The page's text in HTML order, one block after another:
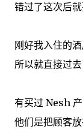
错过了这次后就
刚好我入住的
所以就直接过去
有买过 Nesh 产
他们是把顾客放